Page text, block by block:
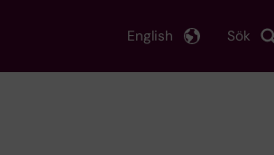
Sök
English